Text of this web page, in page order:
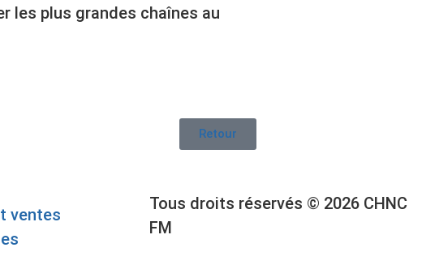
les plus grandes chaînes au
Retour
ventes
Tous droits réservés © 2026 CHNC
FM